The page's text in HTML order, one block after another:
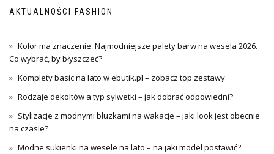
AKTUALNOŚCI FASHION
Kolor ma znaczenie: Najmodniejsze palety barw na wesela 2026.
Co wybrać, by błyszczeć?
Komplety basic na lato w ebutik.pl – zobacz top zestawy
Rodzaje dekoltów a typ sylwetki – jak dobrać odpowiedni?
Stylizacje z modnymi bluzkami na wakacje – jaki look jest obecnie
na czasie?
Modne sukienki na wesele na lato – na jaki model postawić?